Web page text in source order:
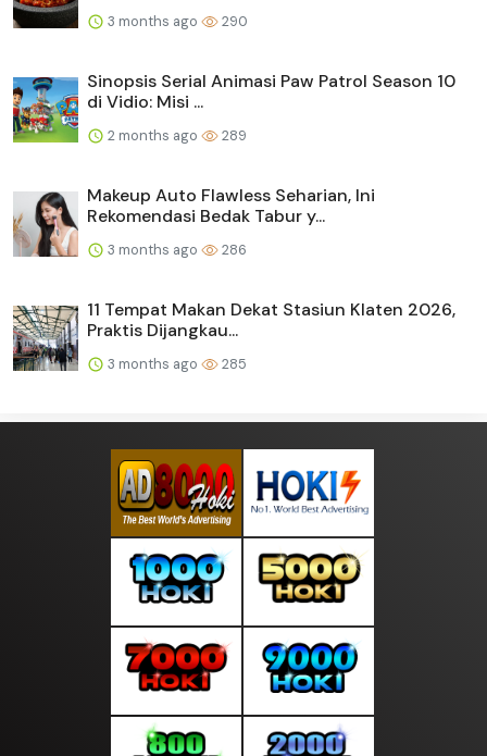
3 months ago 290
Sinopsis Serial Animasi Paw Patrol Season 10
di Vidio: Misi ...
2 months ago 289
Makeup Auto Flawless Seharian, Ini
Rekomendasi Bedak Tabur y...
3 months ago 286
11 Tempat Makan Dekat Stasiun Klaten 2026,
Praktis Dijangkau...
3 months ago 285